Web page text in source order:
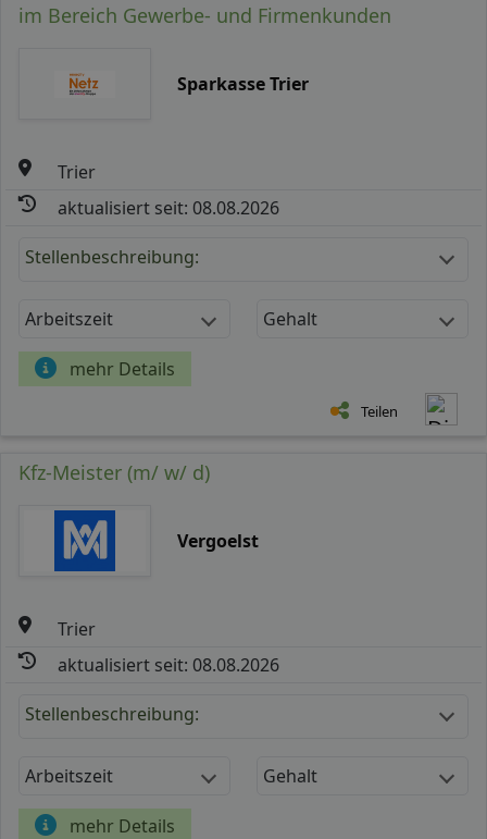
im Bereich Gewerbe- und Firmenkunden
Sparkasse Trier
Trier
aktualisiert seit: 08.08.2026
Stellenbeschreibung:
Arbeitszeit Gehalt
mehr Details
Teilen
Kfz-Meister (m/ w/ d)
Vergoelst
Trier
aktualisiert seit: 08.08.2026
Stellenbeschreibung:
Arbeitszeit Gehalt
mehr Details